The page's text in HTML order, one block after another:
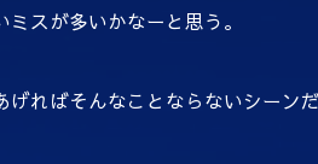
ミスが多いかなーと思う。
げればそんなことならないシーン